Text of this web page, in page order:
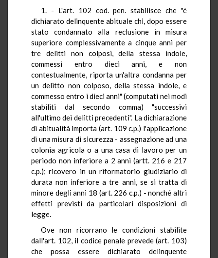
1. - L'art. 102 cod. pen. stabilisce che "é
dichiarato delinquente abituale chi, dopo essere
stato condannato alla reclusione in misura
superiore complessivamente a cinque anni per
tre delitti non colposi, della stessa indole,
commessi entro dieci anni, e non
contestualmente, riporta un'altra condanna per
un delitto non colposo, della stessa indole, e
commesso entro i dieci anni" (computati nei modi
stabiliti dal secondo comma) "successivi
all'ultimo dei delitti precedenti". La dichiarazione
di abitualità importa (art. 109 c.p.) l'applicazione
di una misura di sicurezza - assegnazione ad una
colonia agricola o a una casa di lavoro per un
periodo non inferiore a 2 anni (artt. 216 e 217
c.p.); ricovero in un riformatorio giudiziario di
durata non inferiore a tre anni, se si tratta di
minore degli anni 18 (art. 226 c.p.) - nonché altri
effetti previsti da particolari disposizioni di
legge.
Ove non ricorrano le condizioni stabilite
dall'art. 102, il codice penale prevede (art. 103)
che possa essere dichiarato delinquente